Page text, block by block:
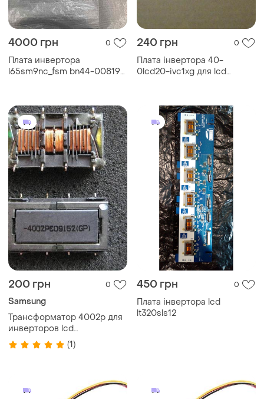
4000 грн 0
Плата инвертора
l65sm9nc_fsm bn44-00819a
240 грн 0
Плата інвертора 40-
0lcd20-ivc1xg для lcd
200 грн 0
Samsung
Трансформатор 4002p для
инверторов lcd
телевизоров samsung
(1)
450 грн 0
Плата інвертора lcd
lt320sls12